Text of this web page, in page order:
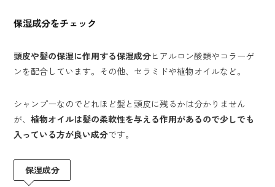
保湿成分をチェック
頭皮や髪の保湿に作用する保湿成分ヒアルロン酸類やコラーゲ
ンを配合しています。その他、セラミドや植物オイルなど。
シャンプーなのでどれほど髪と頭皮に残るかは分かりません
が、植物オイルは髪の柔軟性を与える作用があるので少しでも
入っている方が良い成分です。
保湿成分